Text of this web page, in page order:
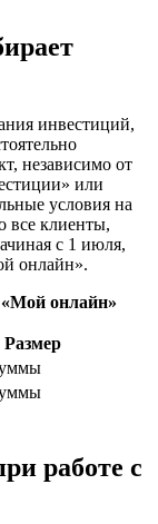
инвестиций,
независимо от
или
условия на
все клиенты,
с 1 июля,
онлайн».
онлайн»
Размер
работе с